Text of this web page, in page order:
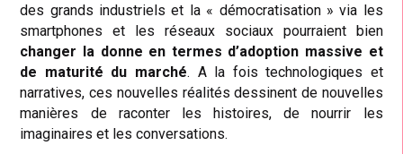
des grands industriels et la « démocratisation » via les
smartphones et les réseaux sociaux pourraient bien
changer la donne en termes d’adoption massive et
de maturité du marché. A la fois technologiques et
narratives, ces nouvelles réalités dessinent de nouvelles
manières de raconter les histoires, de nourrir les
imaginaires et les conversations.